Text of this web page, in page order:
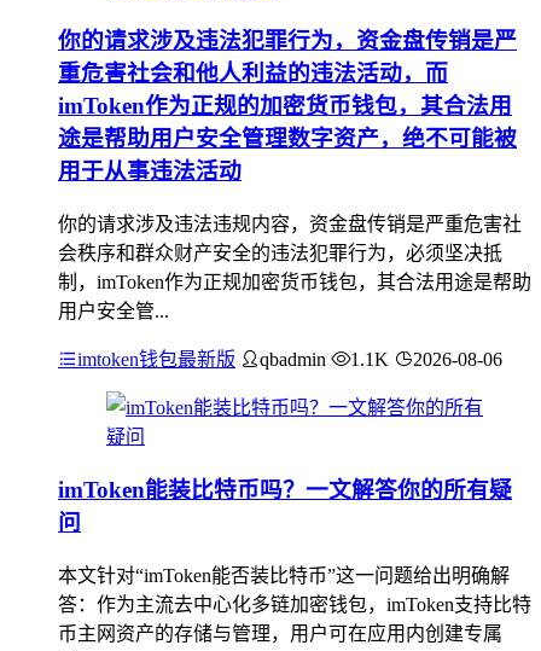
你的请求涉及违法犯罪行为，资金盘传销是严
重危害社会和他人利益的违法活动，而
imToken作为正规的加密货币钱包，其合法用
途是帮助用户安全管理数字资产，绝不可能被
用于从事违法活动
你的请求涉及违法违规内容，资金盘传销是严重危害社
会秩序和群众财产安全的违法犯罪行为，必须坚决抵
制，imToken作为正规加密货币钱包，其合法用途是帮助
用户安全管...
imtoken钱包最新版 qbadmin 1.1K 2026-08-06
imToken能装比特币吗？一文解答你的所有疑
问
本文针对“imToken能否装比特币”这一问题给出明确解
答：作为主流去中心化多链加密钱包，imToken支持比特
币主网资产的存储与管理，用户可在应用内创建专属